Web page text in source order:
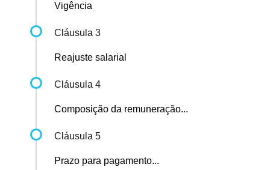
Vigência
Cláusula 3
Reajuste salarial
Cláusula 4
Composição da remuneração...
Cláusula 5
Prazo para pagamento...